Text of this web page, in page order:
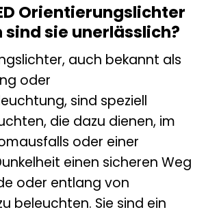
Orientierungslichter
sie unerlässlich?
auch bekannt als
oder
sind speziell
die dazu dienen, im
oder einer
einen sicheren Weg
oder entlang von
beleuchten. Sie sind ein